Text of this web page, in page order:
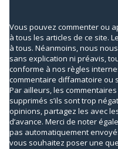
Vous pouvez commenter ou
à tous les articles de ce site.
à tous. Néanmoins, nous
sans explication ni préavis,
conforme à nos règles
commentaire diffamatoire ou
Par ailleurs, les
supprimés s’ils sont trop
opinions, partagez les avec
d’avance. Merci de noter
pas automatiquement
vous souhaitez poser une